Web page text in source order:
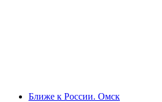
Ближе к России. Омск